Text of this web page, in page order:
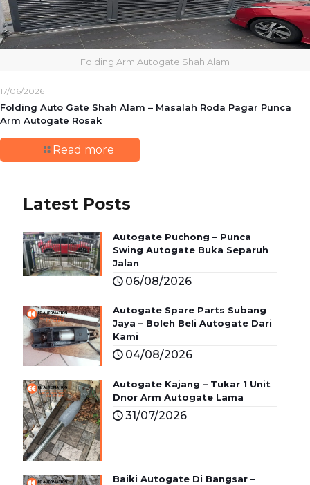
Folding Arm Autogate Shah Alam
17/06/2026
Folding Auto Gate Shah Alam – Masalah Roda Pagar Punca
Arm Autogate Rosak
Read more
Latest Posts
Autogate Puchong – Punca
Swing Autogate Buka Separuh
Jalan
06/08/2026
Autogate Spare Parts Subang
Jaya – Boleh Beli Autogate Dari
Kami
04/08/2026
Autogate Kajang – Tukar 1 Unit
Dnor Arm Autogate Lama
31/07/2026
Baiki Autogate Di Bangsar –